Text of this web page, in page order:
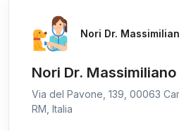
Nori Dr.
Nori Dr. Massimiliano
Via del Pavone, 139, 00063
RM, Italia